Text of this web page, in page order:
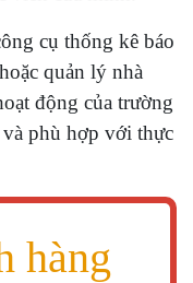
cụ thống kê báo
quản lý nhà
động của trường
phù hợp với thực
hàng